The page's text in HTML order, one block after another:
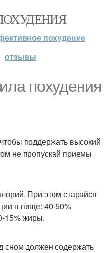
похудение
отзывы
похудения
поддержать высокий
не пропускай приемы
При этом старайся
в пище: 40-50%
15% жиры.
сном должен содержать